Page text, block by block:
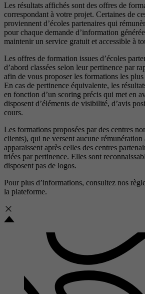
Les résultats affichés sont des offres de
correspondant à votre projet. Certaines de
proviennent d’écoles partenaires qui
pour chaque demande d’information
maintenir un service gratuit et accessible à
Les offres de formation issues d’écoles
d’abord classées selon leur pertinence par
afin de vous proposer les formations les plus
En cas de pertinence équivalente, les
en fonction d’un scoring précis qui met en
disposent d’éléments de visibilité, d’avis
cours.
Les formations proposées par des centres
clients), qui ne versent aucune rémunération
apparaissent après celles des centres
triées par pertinence. Elles sont
disposent pas de logos.
Pour plus d’informations, consultez nos
la plateforme.